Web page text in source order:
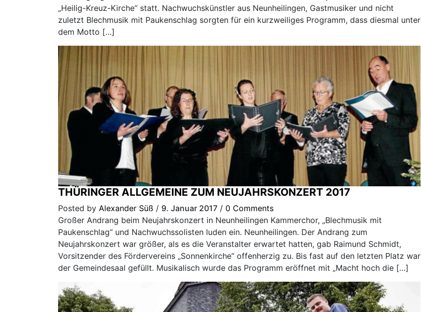
„Heilig-Kreuz-Kirche“ statt. Nachwuchskünstler aus Neunheilingen, Gastmusiker und nicht
zuletzt Blechmusik mit Paukenschlag sorgten für ein kurzweiliges Programm, dass diesmal unter
dem Motto […]
THÜRINGER ALLGEMEINE ZUM NEUJAHRSKONZERT 2017
Posted by Alexander Süß / 9. Januar 2017 / 0 Comments
Großer Andrang beim Neujahrskonzert in Neunheilingen Kammerchor, „Blechmusik mit
Paukenschlag“ und Nachwuchssolisten luden ein. Neunheilingen. Der Andrang zum
Neujahrskonzert war größer, als es die Veranstalter erwartet hatten, gab Raimund Schmidt,
Vorsitzender des Fördervereins „Sonnenkirche“ offenherzig zu. Bis fast auf den letzten Platz war
der Gemeindesaal gefüllt. Musikalisch wurde das Programm eröffnet mit „Macht hoch die […]